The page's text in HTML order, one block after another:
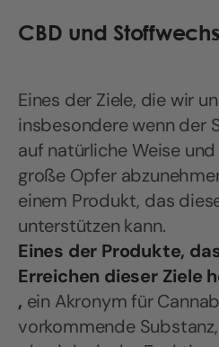
CBD und
Eines der Ziele, die wir
insbesondere wenn der
auf natürliche Weise
große Opfer
einem Produkt, das
unterstützen kann.
Eines der Produkte,
Erreichen dieser Ziele
, ein Akronym für
vorkommende